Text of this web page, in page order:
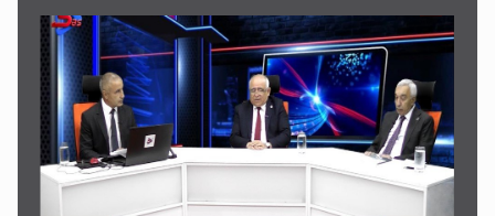
Bu ölkələrə şəxsiyyət vəsiqəsi ilə gedə biləcəksiniz -
SİYAHI